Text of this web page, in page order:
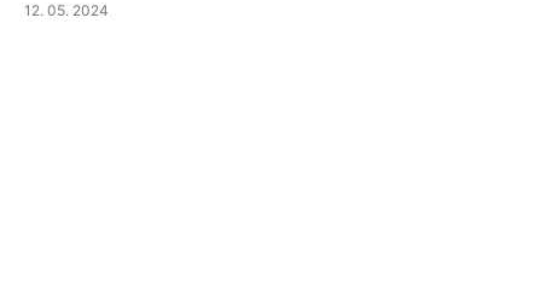
12. 05. 2024